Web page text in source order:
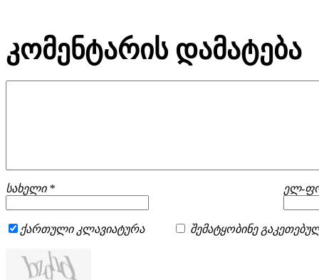
კომენტარის დამატება
სახელი * ელ-
ქართული კლავიატურა შემატყობინე